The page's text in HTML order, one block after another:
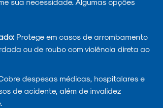
Protege em casos de arrombamento
ou de roubo com violência direta ao
despesas médicas, hospitalares e
de acidente, além de invalidez